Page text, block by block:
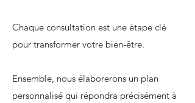
Chaque consultation est une étape clé
pour transformer votre bien-être.
Ensemble, nous élaborerons un plan
personnalisé qui répondra précisément à